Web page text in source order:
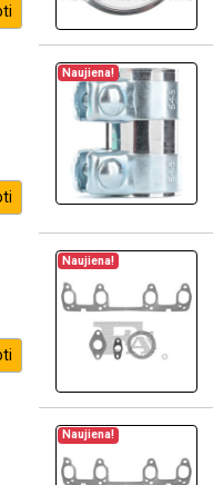
Naujiena!
Naujiena!
Naujiena!